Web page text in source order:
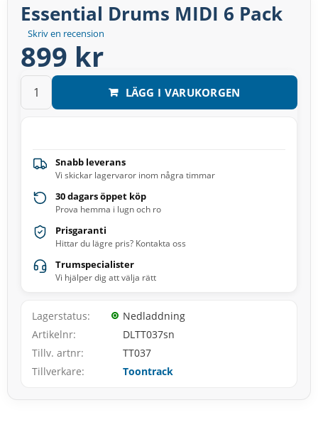
Skriv en recension
Essential Drums MIDI 6 Pack
899 kr
LÄGG I VARUKORGEN
Snabb leverans
Vi skickar lagervaror inom några timmar
30 dagars öppet köp
Prova hemma i lugn och ro
Prisgaranti
Hittar du lägre pris? Kontakta oss
Trumspecialister
Vi hjälper dig att välja rätt
Lagerstatus
Nedladdning
Artikelnr
DLTT037sn
Tillv. artnr
TT037
Tillverkare
Toontrack